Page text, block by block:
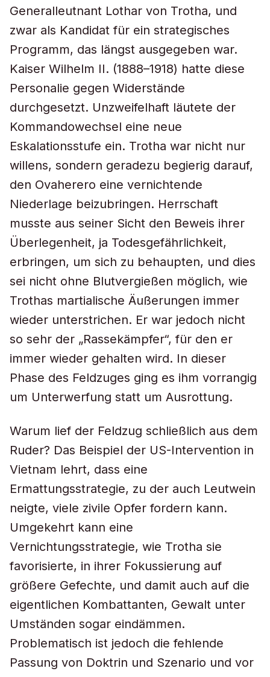
Generalleutnant Lothar von Trotha, und
zwar als Kandidat für ein strategisches
Programm, das längst ausgegeben war.
Kaiser Wilhelm II. (1888–1918) hatte diese
Personalie gegen Widerstände
durchgesetzt. Unzweifelhaft läutete der
Kommandowechsel eine neue
Eskalationsstufe ein. Trotha war nicht nur
willens, sondern geradezu begierig darauf,
den Ovaherero eine vernichtende
Niederlage beizubringen. Herrschaft
musste aus seiner Sicht den Beweis ihrer
Überlegenheit, ja Todesgefährlichkeit,
erbringen, um sich zu behaupten, und dies
sei nicht ohne Blutvergießen möglich, wie
Trothas martialische Äußerungen immer
wieder unterstrichen. Er war jedoch nicht
so sehr der „Rassekämpfer“, für den er
immer wieder gehalten wird. In dieser
Phase des Feldzuges ging es ihm vorrangig
um Unterwerfung statt um Ausrottung.
Warum lief der Feldzug schließlich aus dem
Ruder? Das Beispiel der US-Intervention in
Vietnam lehrt, dass eine
Ermattungsstrategie, zu der auch Leutwein
neigte, viele zivile Opfer fordern kann.
Umgekehrt kann eine
Vernichtungsstrategie, wie Trotha sie
favorisierte, in ihrer Fokussierung auf
größere Gefechte, und damit auch auf die
eigentlichen Kombattanten, Gewalt unter
Umständen sogar eindämmen.
Problematisch ist jedoch die fehlende
Passung von Doktrin und Szenario und vor